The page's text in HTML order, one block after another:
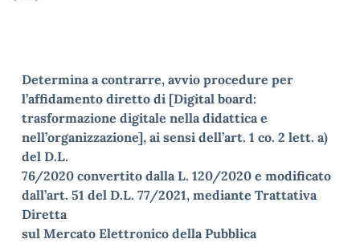
Determina a contrarre, avvio procedure per
l’affidamento diretto di [Digital board:
trasformazione digitale nella didattica e
nell’organizzazione], ai sensi dell’art. 1 co. 2 lett. a)
del D.L.
76/2020 convertito dalla L. 120/2020 e modificato
dall’art. 51 del D.L. 77/2021, mediante Trattativa
Diretta
sul Mercato Elettronico della Pubblica